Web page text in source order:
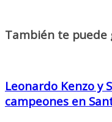
También te puede
Leonardo Kenzo y
campeones en